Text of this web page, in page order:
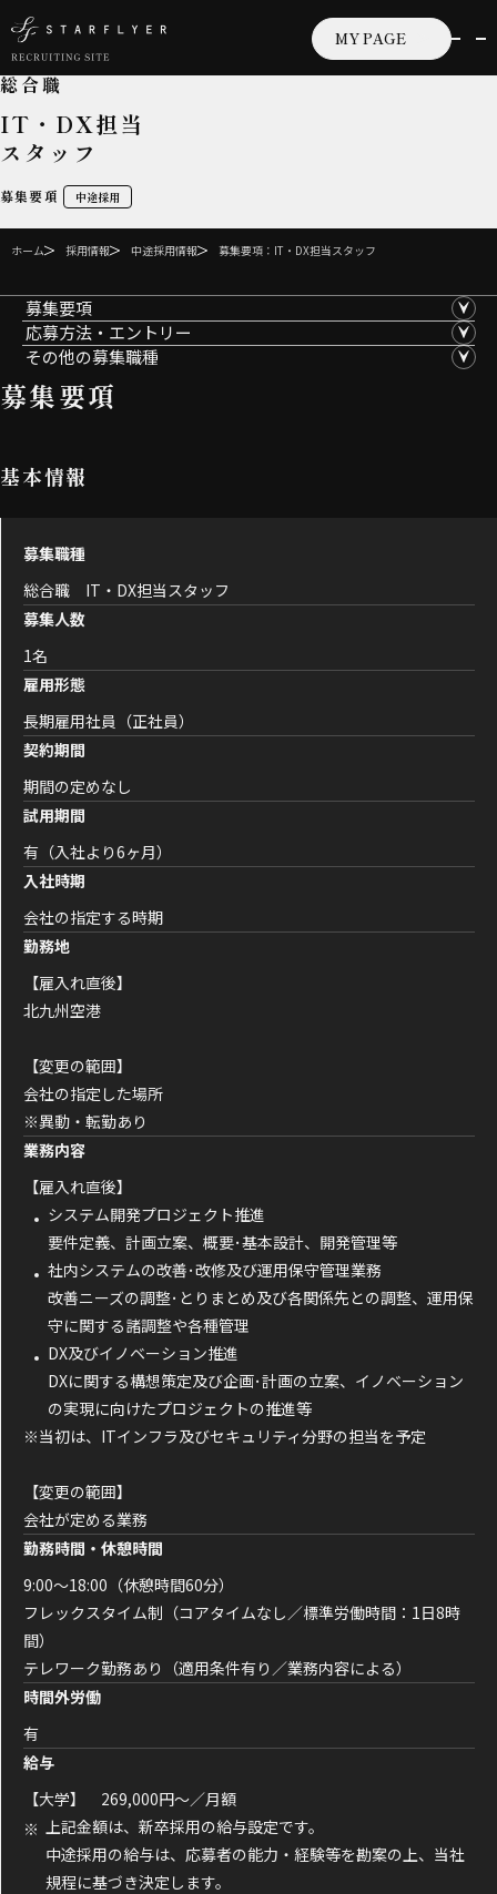
MY PAGE
総合職
IT・DX担当
スタッフ
募集要項 中途採用
ホーム 採用情報 中途採用情報 募集要項：IT・DX担当スタッフ
募集要項
応募方法・エントリー
その他の募集職種
募集要項
基本情報
募集職種
総合職 IT・DX担当スタッフ
募集人数
1名
雇用形態
長期雇用社員（正社員）
契約期間
期間の定めなし
試用期間
有（入社より6ヶ月）
入社時期
会社の指定する時期
勤務地
【雇入れ直後】
北九州空港
【変更の範囲】
会社の指定した場所
※異動・転勤あり
業務内容
【雇入れ直後】
システム開発プロジェクト推進
要件定義、計画立案、概要･基本設計、開発管理等
社内システムの改善･改修及び運用保守管理業務
改善ニーズの調整･とりまとめ及び各関係先との調整、運用保
守に関する諸調整や各種管理
DX及びイノベーション推進
DXに関する構想策定及び企画･計画の立案、イノベーション
の実現に向けたプロジェクトの推進等
※当初は、ITインフラ及びセキュリティ分野の担当を予定
【変更の範囲】
会社が定める業務
勤務時間・休憩時間
9:00～18:00（休憩時間60分）
フレックスタイム制（コアタイムなし／標準労働時間：1日8時
間）
テレワーク勤務あり（適用条件有り／業務内容による）
時間外労働
有
給与
【大学】 269,000円～／月額
上記金額は、新卒採用の給与設定です。
中途採用の給与は、応募者の能力・経験等を勘案の上、当社
規程に基づき決定します。